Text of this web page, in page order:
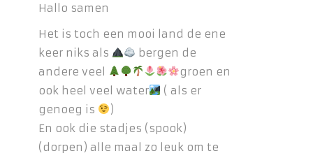
Hallo samen
Het is toch een mooi land de ene
keer niks als
bergen de
andere veel
groen en
ook heel veel water
( als er
genoeg is
)
En ook die stadjes (spook)
(dorpen) alle maal zo leuk om te